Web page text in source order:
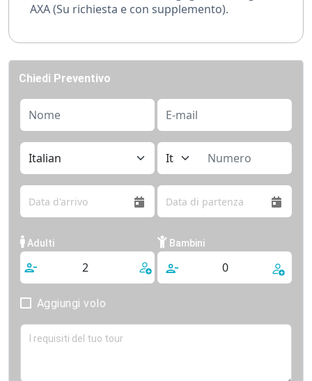
AXA (Su richiesta e con supplemento).
Chiedi Preventivo
Adulti Bambini
Aggiungi volo